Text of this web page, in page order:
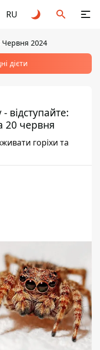
RU
Червня 2024
дієти
відступайте:
20 червня
горіхи та